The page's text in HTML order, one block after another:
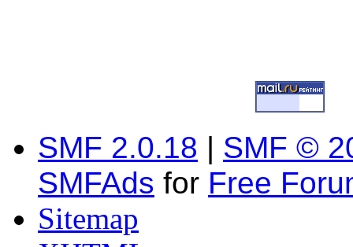
SMF 2.0.18 | SMF ©
SMFAds for Free
Sitemap